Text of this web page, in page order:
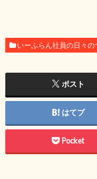
いーふらん社員の日々の
ポスト
はてブ
Pocket